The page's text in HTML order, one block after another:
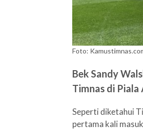
Foto:
Bek Sandy
Timnas di
Seperti diketahui
pertama kali